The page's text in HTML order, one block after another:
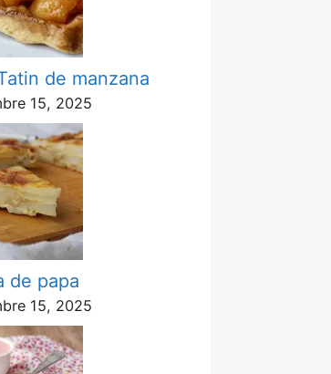
de manzana
15, 2025
de papa
15, 2025